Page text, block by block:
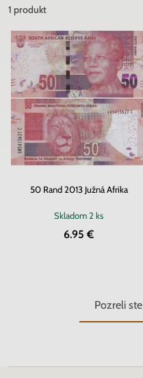
1 produkt
50 Rand 2013 Južná Afrika
Skladom2 ks
6.95 €
Pozreli ste